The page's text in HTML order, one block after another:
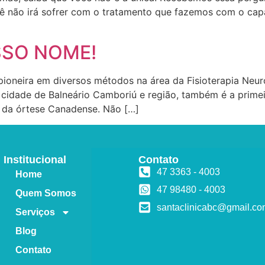
não irá sofrer com o tratamento que fazemos com o
NOME!
em diversos métodos na área da Fisioterapia
cidade de Balneário Camboriú e região, também é a
órtese Canadense. Não […]
Institucional
Home
Quem Somos
Serviços
Blog
Contato
Contato
47 3363 - 4003
47 98480 - 4003